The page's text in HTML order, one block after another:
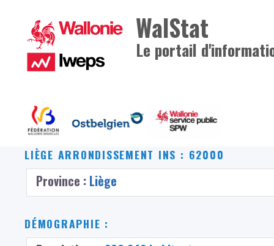
WalStat
Le portail
LIÈGE ARRONDISSEMENT INS : 62000
Province : Liège
DÉMOGRAPHIE :